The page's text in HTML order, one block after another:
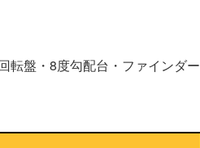
転盤・8度勾配台・ファインダー